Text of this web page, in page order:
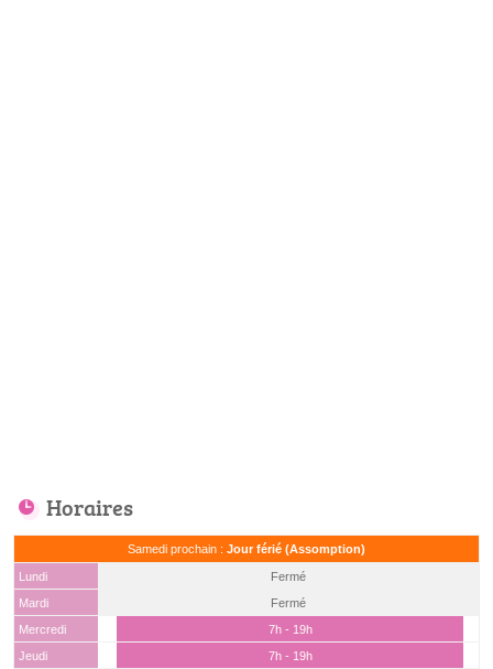
Horaires
Samedi prochain : Jour férié (Assomption)
Lundi
Fermé
Mardi
Fermé
Mercredi
7h - 19h
Jeudi
7h - 19h